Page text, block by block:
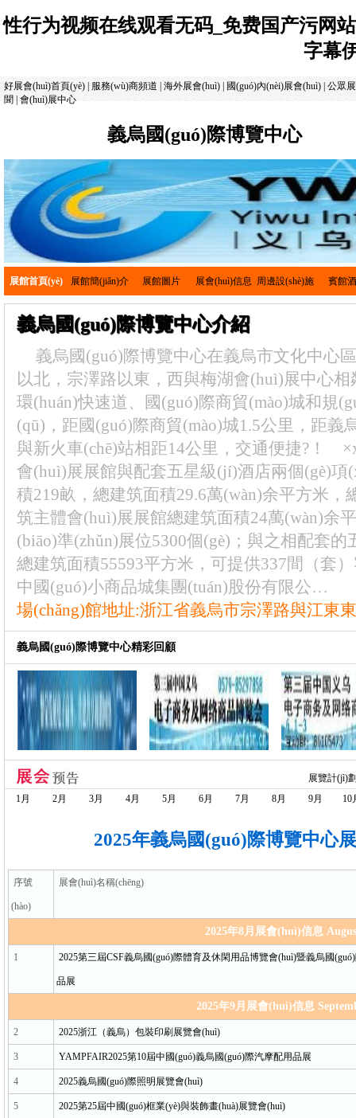
性行为视频在线观看无码_免费国产污网
字幕
好展會(huì)首頁(yè) 服務(wù)商頻道 海外展會(huì) 國(guó)內(nèi)展會(huì) 公眾
聞
會(huì)展中心
義烏國(guó)際博覽中心
展館首頁(yè) 展館簡(jiǎn)介 展館圖片 展會(huì)信息 周邊設(shè)施 賓館
義烏國(guó)際博覽中心介紹
義烏國(guó)際博覽中心在義烏市文化中心區
以北，宗澤路以東，西與梅湖會(huì)展中心
環(huán)快速道、國(guó)際商貿(mào)城和規
(qū)，距國(guó)際商貿(mào)城1.5公里，距
與新火車(chē)站相距14公里，交通便捷?
會(huì)展展館與配套五星級(jí)酒店兩個(gè)項
積219畝，總建筑面積29.6萬(wàn)余平方米，總
筑主體會(huì)展展館總建筑面積24萬(wàn)余平
(biāo)準(zhǔn)展位5300個(gè)；與之相配套
總建筑面積55593平方米，可提供337間（套
中國(guó)小商品城集團(tuán)股份有限公…
場(chǎng)館地址:浙江省義烏市宗澤路與江東
義烏國(guó)際博覽中心精彩回顧
展覽計(jì)
1月
2月 3月 4月 5月 6月 7月 8月 9月 10
2025年義烏國(guó)際博覽中心
序號
(hào)
展會(huì)名稱(chēng)
2025年8月展會(huì)信息
1 2025第三屆CSF義烏國(guó)際體育及休閑用品博覽會(huì)暨義烏國
品展
2025年9月展會(huì)信息
2 2025浙江（義烏）包裝印刷展覽會(huì)
3 YAMPFAIR2025第10屆中國(guó)義烏國(guó)際汽摩配用品展
4 2025義烏國(guó)際照明展覽會(huì)
5 2025第25屆中國(guó)框業(yè)與裝飾畫(huà)展覽會(huì)